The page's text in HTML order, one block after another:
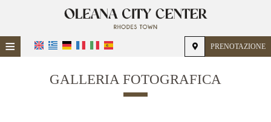
≡ PRENOTAZIONE
POSIZIONE
GALLERIA FOTOGRAFICA